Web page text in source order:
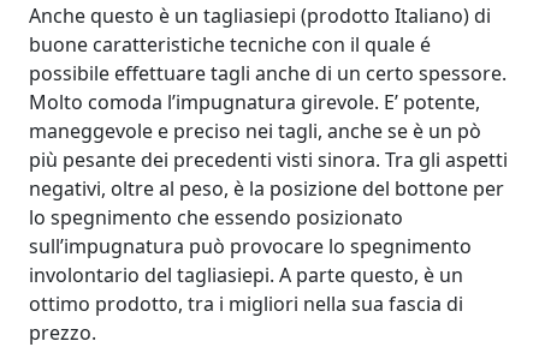
Anche questo è un tagliasiepi (prodotto Italiano) di
buone caratteristiche tecniche con il quale é
possibile effettuare tagli anche di un certo spessore.
Molto comoda l’impugnatura girevole. E’ potente,
maneggevole e preciso nei tagli, anche se è un pò
più pesante dei precedenti visti sinora. Tra gli aspetti
negativi, oltre al peso, è la posizione del bottone per
lo spegnimento che essendo posizionato
sull’impugnatura può provocare lo spegnimento
involontario del tagliasiepi. A parte questo, è un
ottimo prodotto, tra i migliori nella sua fascia di
prezzo.